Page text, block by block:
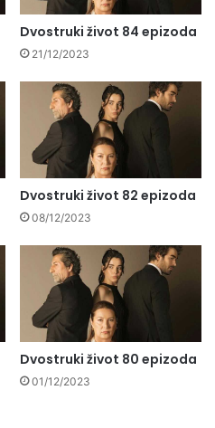
Dvostruki život 84 epizoda
21/12/2023
Dvostruki život 82 epizoda
08/12/2023
Dvostruki život 80 epizoda
01/12/2023